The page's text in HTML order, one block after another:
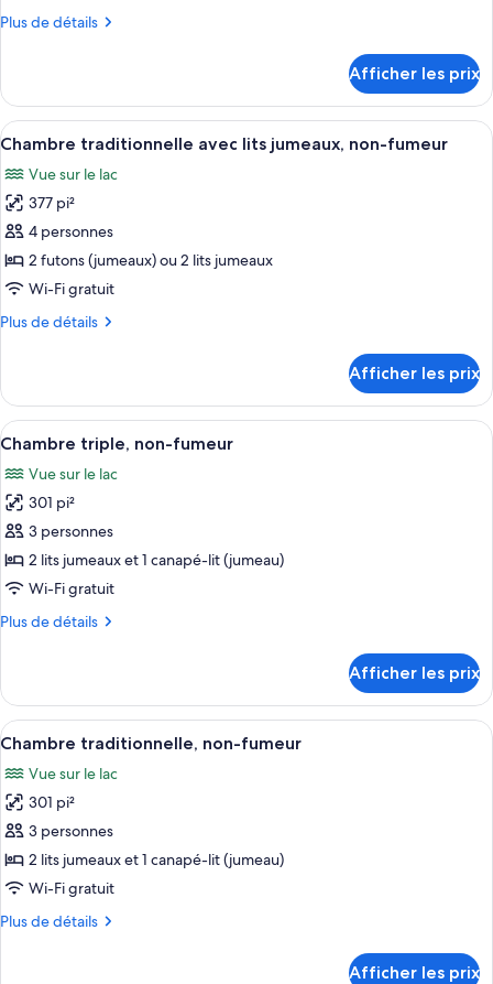
traditionnelle,
vue
sur
lac
(Japanese
Style)
Plus de détails
Plus
Chambre
traditionnelle,
non-
vue
sur
le
lac
(Japanese
Style)
Afficher les prix
Afficher
toutes
les
photos
pour
ce
type
chambre :
avec
lits
non-
fumeur
Une chambre d’hôtel avec deux lits,
5
Chambre traditionnelle avec lits jumeaux, non-fumeur
Vue sur le lac
377 pi²
4 personnes
2 futons (jumeaux) ou 2 lits jumeaux
Wi-Fi gratuit
Plus de détails
Plus
Chambre
traditionnelle
avec
jumeaux,
non-
fumeur
Afficher les prix
Afficher
toutes
les
photos
pour
ce
type
chambre :
non-
fumeur
Une piscine intérieure dotée de
3
Chambre triple, non-fumeur
Vue sur le lac
301 pi²
3 personnes
2 lits jumeaux et 1 canapé-lit (jumeau)
Wi-Fi gratuit
Plus de détails
Plus
Chambre
triple,
non-
Afficher les prix
Afficher
toutes
les
photos
pour
ce
type
chambre :
Une piscine intérieure dotée de
5
Chambre traditionnelle, non-fumeur
Vue sur le lac
301 pi²
3 personnes
2 lits jumeaux et 1 canapé-lit (jumeau)
Wi-Fi gratuit
Plus de détails
Plus
Afficher les prix